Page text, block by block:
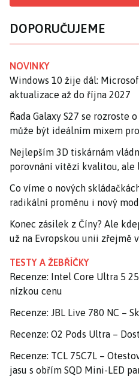
DOPORUČUJEME
NOVINKY
Windows 10 žije dál:
aktualizace až do října 2027
Řada Galaxy S27 se
může být ideálním mixem
Nejlepším 3D tiskárnám
porovnání vítězí kvalitou, ale
Co víme o nových
radikální proměnu i nový
Konec zásilek z Číny? Ale
už na Evropskou unii zřejmě
TESTY A ŽEBŘÍČKY
Recenze: Intel Core Ultra 5
nízkou cenu
Recenze: JBL Live 780 NC –
Recenze: O2 Pods Ultra –
Recenze: TCL 75C7L –
jasu s obřím SQD Mini-LED